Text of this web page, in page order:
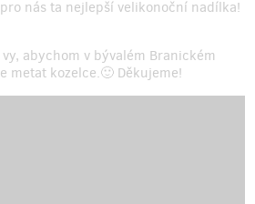
nás ta nejlepší velikonoční nadílka!
abychom v bývalém Branickém
metat kozelce.🙂 Děkujeme!